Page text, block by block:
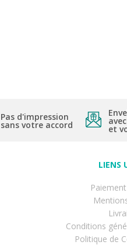
Pas d'impression
sans votre accord et
LIENS
Conditions
Politique de